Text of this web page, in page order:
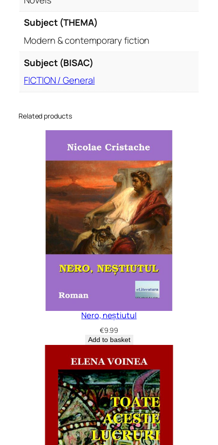
Subject (THEMA)
Modern & contemporary fiction
Subject (BISAC)
FICTION / General
Related products
Nero, neștiutul
€9.99
Add to basket